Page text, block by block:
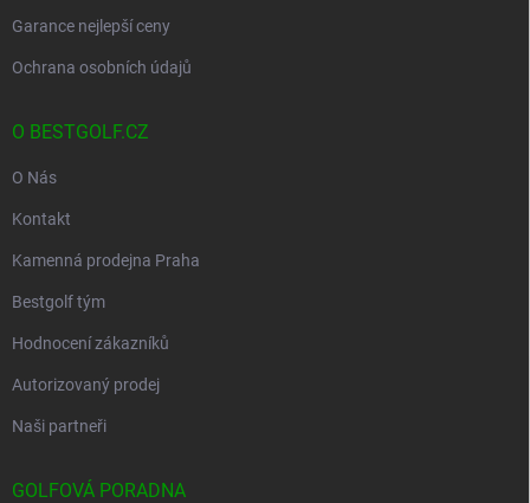
Garance nejlepší ceny
Ochrana osobních údajů
O BESTGOLF.CZ
O Nás
Kontakt
Kamenná prodejna Praha
Bestgolf tým
Hodnocení zákazníků
Autorizovaný prodej
Naši partneři
GOLFOVÁ PORADNA